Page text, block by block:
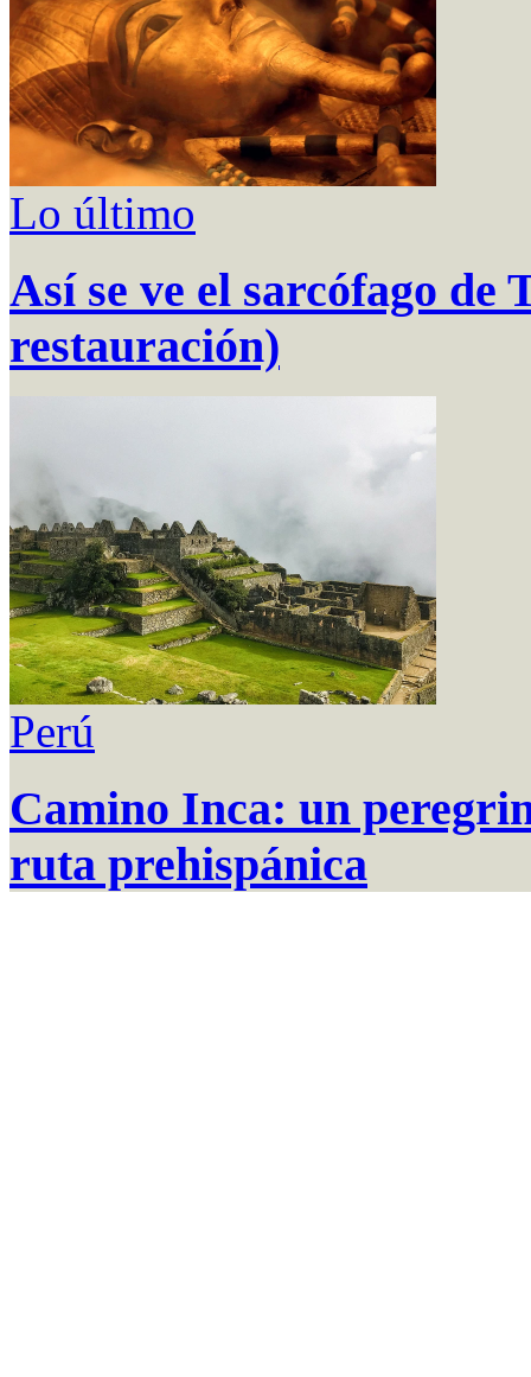
Lo último
Así se ve el sarcófago de
restauración)
Perú
Camino Inca: un
ruta prehispánica